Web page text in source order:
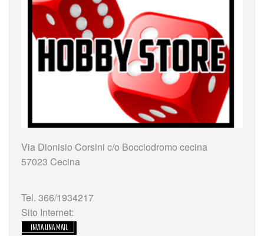
Via Dionisio Corsini c/o Bocciodromo cecina
57023 Cecina
Tel. 366/1934217
Sito Internet:
INVIA UNA MAIL